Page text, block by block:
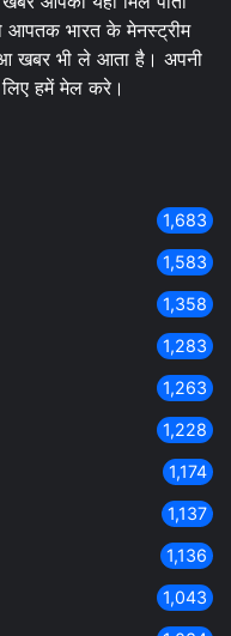
आपतक भारत के मेनस्ट्रीम
हुआ खबर भी ले आता है। अपनी
लिए हमें मेल करे।
1,683
1,583
1,358
1,283
1,263
1,228
1,174
1,137
1,136
1,043